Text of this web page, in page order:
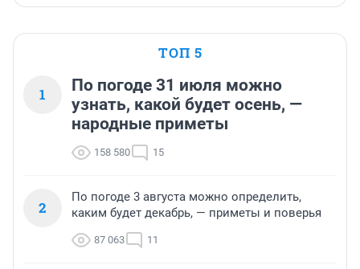
ТОП 5
1
По погоде 31 июля можно
узнать, какой будет осень, —
народные приметы
158 580 15
2
По погоде 3 августа можно определить,
каким будет декабрь, — приметы и поверья
87 063 11